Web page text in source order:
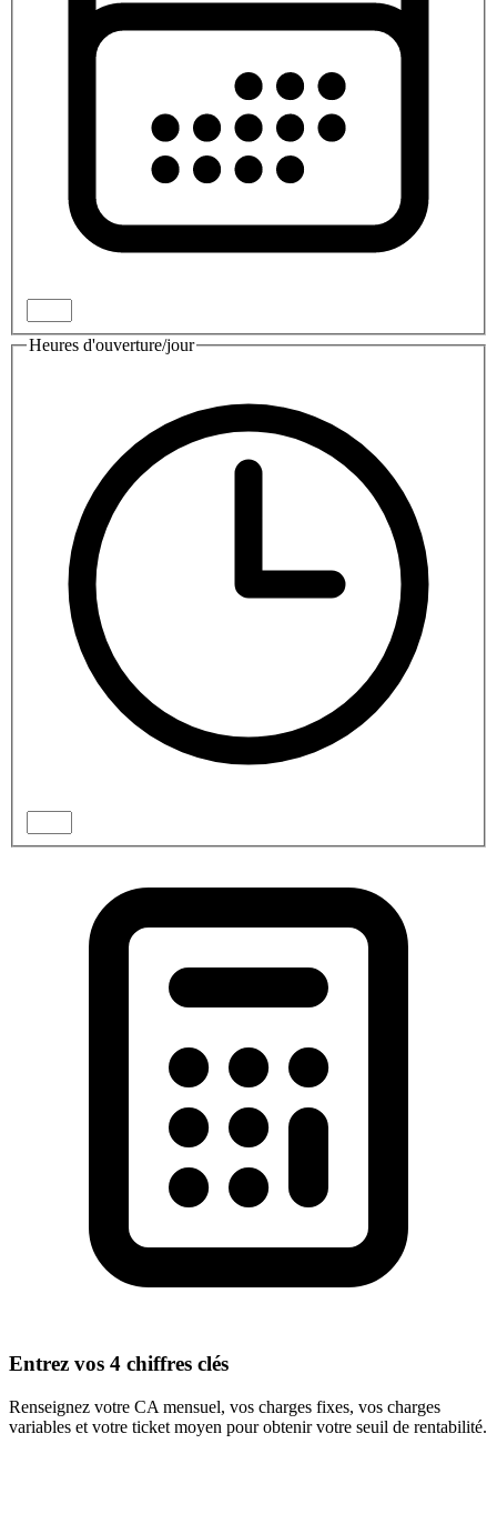
Heures d'ouverture/jour
Entrez vos 4 chiffres clés
Renseignez votre CA mensuel, vos charges fixes, vos charges
variables et votre ticket moyen pour obtenir votre seuil de rentabilité.